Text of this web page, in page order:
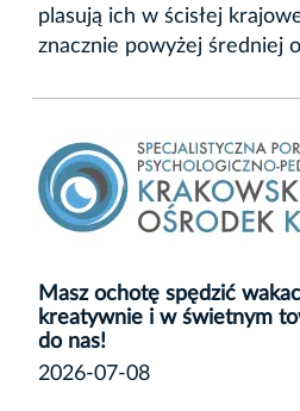
plasują ich w ścisłej
znacznie powyżej średniej
Masz ochotę spędzić
kreatywnie i w świetnym
do nas!
2026-07-08